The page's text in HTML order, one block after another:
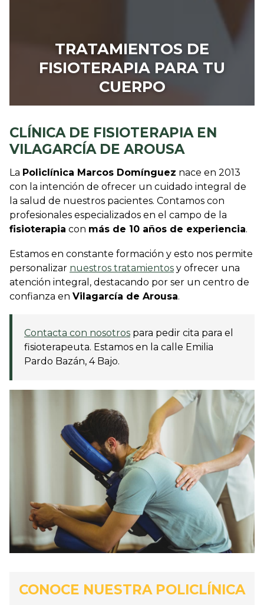
TRATAMIENTOS DE
FISIOTERAPIA PARA TU
CUERPO
CLÍNICA DE FISIOTERAPIA EN
VILAGARCÍA DE AROUSA
La Policlínica Marcos Domínguez nace en 2013
con la intención de ofrecer un cuidado integral de
la salud de nuestros pacientes. Contamos con
profesionales especializados en el campo de la
fisioterapia con más de 10 años de experiencia.
Estamos en constante formación y esto nos permite
personalizar nuestros tratamientos y ofrecer una
atención integral, destacando por ser un centro de
confianza en Vilagarcía de Arousa.
Contacta con nosotros para pedir cita para el
fisioterapeuta. Estamos en la calle Emilia
Pardo Bazán, 4 Bajo.
CONOCE NUESTRA POLICLÍNICA